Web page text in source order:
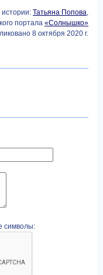
истории: Татьяна Попова
портала «Солнышко»
8 октября 2020 г.
символы: